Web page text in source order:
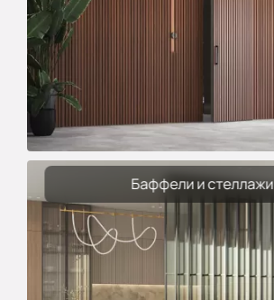
Баффели и стеллажи